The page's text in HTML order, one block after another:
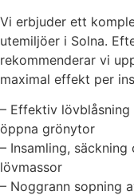
Vi erbjuder ett
utemiljöer i Solna.
rekommenderar vi
maximal effekt per
– Effektiv
öppna grönytor
– Insamling,
lövmassor
– Noggrann sopning